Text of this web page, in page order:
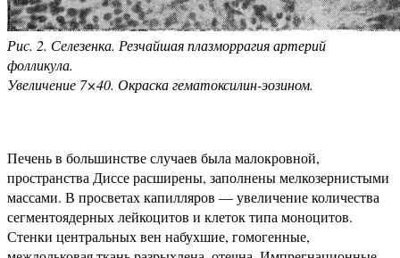
Рис. 2. Селезенка. Резчайшая плазморрагия артерий
фолликула.
Увеличение 7×40. Окраска гематоксилин-эозином.
Печень в большинстве случаев была малокровной,
пространства Диссе расширены, заполнены мелкозернистыми
массами. В просветах капилляров — увеличение количества
сегментоядерных лейкоцитов и клеток типа моноцитов.
Стенки центральных вен набухшие, гомогенные,